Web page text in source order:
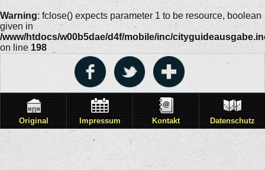
Warning: fclose() expects parameter 1 to be resource, boolean
given in
/www/htdocs/w00b5dae/d4f/mobile/inc/
on line 198
Original Impressum Kontakt Datenschutz